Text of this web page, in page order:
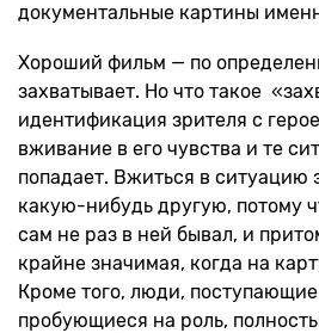
документальные картины
Хороший фильм — по
захватывает. Но что такое
идентификация зрителя с
вживание в его чувства и те
попадает. Вжиться в ситуацию
какую-нибудь другую, потому
сам не раз в ней бывал, и
крайне значимая, когда на
Кроме того, люди,
пробующиеся на роль,